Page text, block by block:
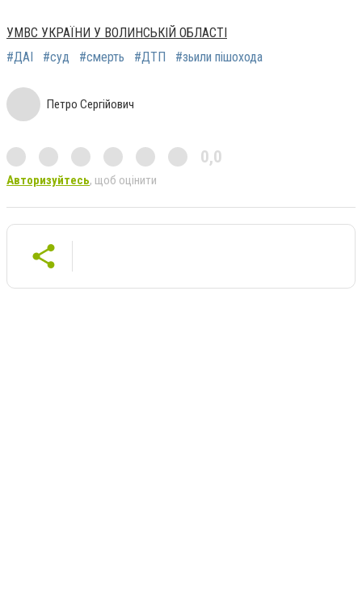
УМВС УКРАЇНИ У ВОЛИНСЬКІЙ ОБЛАСТІ
#ДАІ
#суд #смерть #ДТП #зьили пішохода
Петро Сергійович
0,0
Авторизуйтесь, щоб оцінити